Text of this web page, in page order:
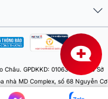
GPDKKD: 0106303879 do Sở
nhà MD Complex, số 68 Nguyễn Cơ
Điện thoại: 024 730 10 255. Email: